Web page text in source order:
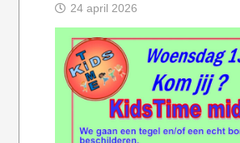
24 april 2026